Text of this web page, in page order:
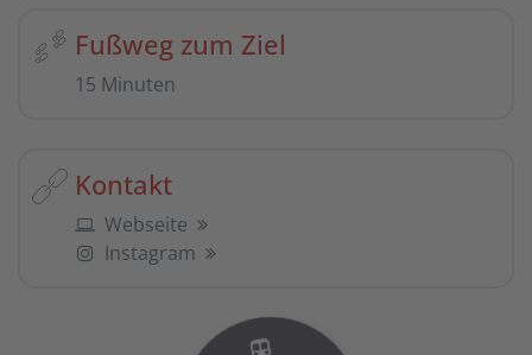
Fußweg zum Ziel
15 Minuten
Kontakt
Webseite
Instagram